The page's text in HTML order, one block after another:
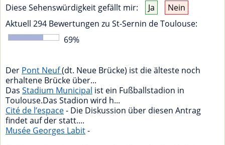
Diese Sehenswürdigkeit gefällt mir: Ja
Nein
Aktuell 294 Bewertungen zu St-Sernin de Toulouse:
69%
Der Pont Neuf(dt. Neue Brücke) ist die älteste noch
erhaltene Brücke über...
Das Stadium Municipal ist ein Fußballstadion in
Toulouse.Das Stadion wird h...
Cité de l’espace- Die Diskussion über diesen Antrag
findet auf der statt....
Musée Georges Labit-